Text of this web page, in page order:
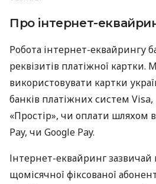
Про інтернет-
Робота інтернет-еквайрингу
реквізитів платіжної картки.
використовувати картки
банків платіжних систем
«Простір», чи оплати шляхом
Pay, чи Google Pay.
Інтернет-еквайринг зазвичай
щомісячної фіксованої